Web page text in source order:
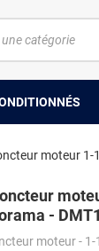
moteur 1-
-
moteur -